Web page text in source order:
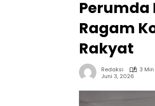
Perumda
Ragam
Rakyat
Redaksi
3
Juni 3, 2026